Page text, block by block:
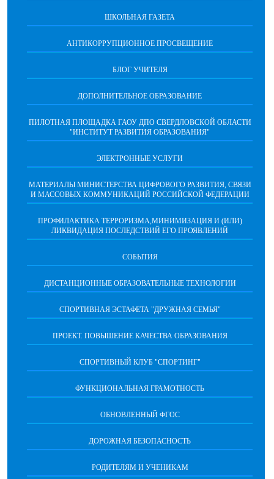
ШКОЛЬНАЯ ГАЗЕТА
АНТИКОРРУПЦИОННОЕ ПРОСВЕЩЕНИЕ
БЛОГ УЧИТЕЛЯ
ДОПОЛНИТЕЛЬНОЕ ОБРАЗОВАНИЕ
ПИЛОТНАЯ ПЛОЩАДКА ГАОУ ДПО СВЕРДЛОВСКОЙ ОБЛАСТИ
"ИНСТИТУТ РАЗВИТИЯ ОБРАЗОВАНИЯ"
ЭЛЕКТРОННЫЕ УСЛУГИ
МАТЕРИАЛЫ МИНИСТЕРСТВА ЦИФРОВОГО РАЗВИТИЯ, СВЯЗИ
И МАССОВЫХ КОММУНИКАЦИЙ РОССИЙСКОЙ ФЕДЕРАЦИИ
ПРОФИЛАКТИКА ТЕРРОРИЗМА,МИНИМИЗАЦИЯ И (ИЛИ)
ЛИКВИДАЦИЯ ПОСЛЕДСТВИЙ ЕГО ПРОЯВЛЕНИЙ
СОБЫТИЯ
ДИСТАНЦИОННЫЕ ОБРАЗОВАТЕЛЬНЫЕ ТЕХНОЛОГИИ
СПОРТИВНАЯ ЭСТАФЕТА "ДРУЖНАЯ СЕМЬЯ"
ПРОЕКТ. ПОВЫШЕНИЕ КАЧЕСТВА ОБРАЗОВАНИЯ
СПОРТИВНЫЙ КЛУБ "СПОРТИНГ"
ФУНКЦИОНАЛЬНАЯ ГРАМОТНОСТЬ
ОБНОВЛЕННЫЙ ФГОС
ДОРОЖНАЯ БЕЗОПАСНОСТЬ
РОДИТЕЛЯМ И УЧЕНИКАМ